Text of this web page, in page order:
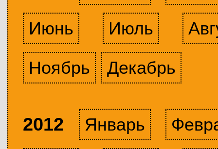
Июнь
Июль
Ноябрь
Декабрь
2012 Январь